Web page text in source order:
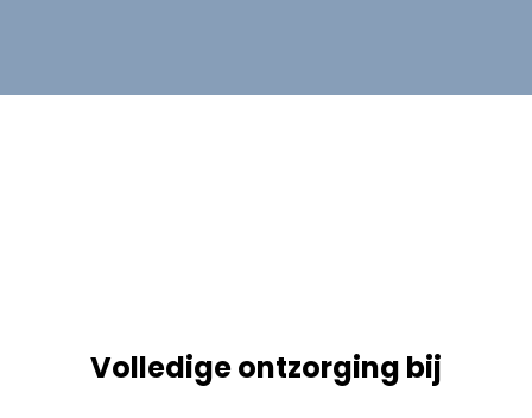
Volledige ontzorging bij